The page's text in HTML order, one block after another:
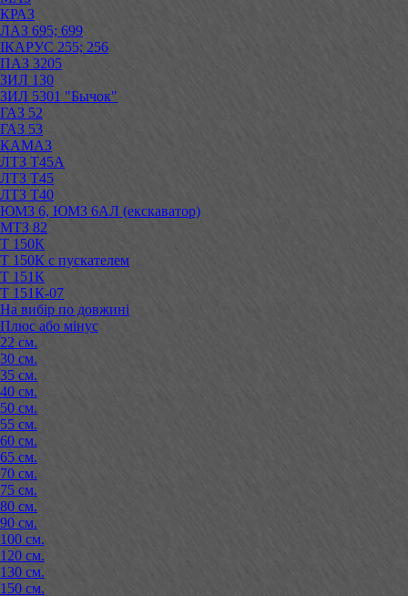
КРАЗ
ЛАЗ 695; 699
ІКАРУС 255; 256
ПАЗ 3205
ЗИЛ 130
ЗИЛ 5301 "Бычок"
ГАЗ 52
ГАЗ 53
КАМАЗ
ЛТЗ Т45А
ЛТЗ Т45
ЛТЗ Т40
ЮМЗ 6, ЮМЗ 6АЛ (екскаватор)
МТЗ 82
Т 150К
Т 150К с пускателем
Т 151К
Т 151К-07
На вибір по довжині
Плюс або мінус
22 см.
30 см.
35 см.
40 см.
50 см.
55 см.
60 см.
65 см.
70 см.
75 см.
80 см.
90 см.
100 см.
120 см.
130 см.
150 см.